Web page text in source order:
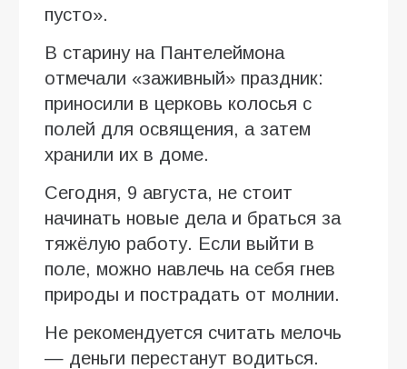
пусто».
В старину на Пантелеймона
отмечали «заживный» праздник:
приносили в церковь колосья с
полей для освящения, а затем
хранили их в доме.
Сегодня, 9 августа, не стоит
начинать новые дела и браться за
тяжёлую работу. Если выйти в
поле, можно навлечь на себя гнев
природы и пострадать от молнии.
Не рекомендуется считать мелочь
— деньги перестанут водиться.